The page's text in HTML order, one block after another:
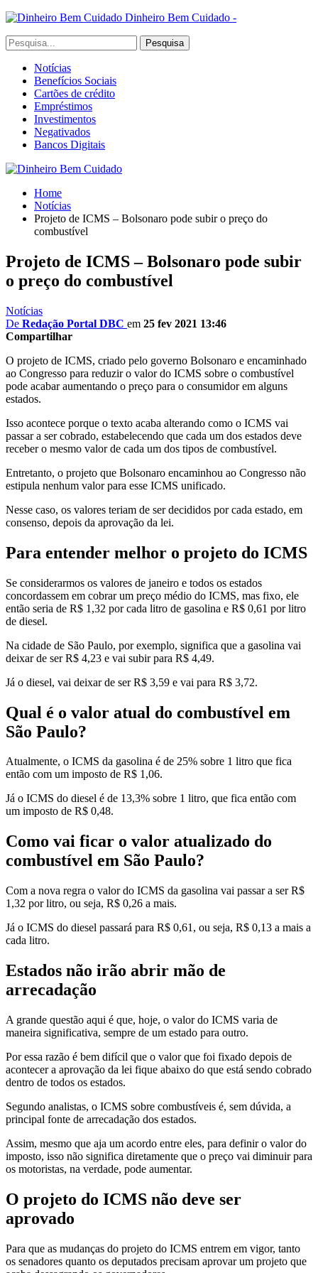
Dinheiro Bem Cuidado -
Notícias
Benefícios Sociais
Cartões de crédito
Empréstimos
Investimentos
Negativados
Bancos Digitais
Home
Notícias
Projeto de ICMS – Bolsonaro pode subir o preço do
combustível
Projeto de ICMS – Bolsonaro pode subir
o preço do combustível
Notícias
De Redação Portal DBC em 25 fev 2021 13:46
Compartilhar
O projeto de ICMS, criado pelo governo Bolsonaro e encaminhado
ao Congresso para reduzir o valor do ICMS sobre o combustível
pode acabar aumentando o preço para o consumidor em alguns
estados.
Isso acontece porque o texto acaba alterando como o ICMS vai
passar a ser cobrado, estabelecendo que cada um dos estados deve
receber o mesmo valor de cada um dos tipos de combustível.
Entretanto, o projeto que Bolsonaro encaminhou ao Congresso não
estipula nenhum valor para esse ICMS unificado.
Nesse caso, os valores teriam de ser decididos por cada estado, em
consenso, depois da aprovação da lei.
Para entender melhor o projeto do ICMS
Se considerarmos os valores de janeiro e todos os estados
concordassem em cobrar um preço médio do ICMS, mas fixo, ele
então seria de R$ 1,32 por cada litro de gasolina e R$ 0,61 por litro
de diesel.
Na cidade de São Paulo, por exemplo, significa que a gasolina vai
deixar de ser R$ 4,23 e vai subir para R$ 4,49.
Já o diesel, vai deixar de ser R$ 3,59 e vai para R$ 3,72.
Qual é o valor atual do combustível em
São Paulo?
Atualmente, o ICMS da gasolina é de 25% sobre 1 litro que fica
então com um imposto de R$ 1,06.
Já o ICMS do diesel é de 13,3% sobre 1 litro, que fica então com
um imposto de R$ 0,48.
Como vai ficar o valor atualizado do
combustível em São Paulo?
Com a nova regra o valor do ICMS da gasolina vai passar a ser R$
1,32 por litro, ou seja, R$ 0,26 a mais.
Já o ICMS do diesel passará para R$ 0,61, ou seja, R$ 0,13 a mais a
cada litro.
Estados não irão abrir mão de
arrecadação
A grande questão aqui é que, hoje, o valor do ICMS varia de
maneira significativa, sempre de um estado para outro.
Por essa razão é bem difícil que o valor que foi fixado depois de
acontecer a aprovação da lei fique abaixo do que está sendo cobrado
dentro de todos os estados.
Segundo analistas, o ICMS sobre combustíveis é, sem dúvida, a
principal fonte de arrecadação dos estados.
Assim, mesmo que aja um acordo entre eles, para definir o valor do
imposto, isso não significa diretamente que o preço vai diminuir para
os motoristas, na verdade, pode aumentar.
O projeto do ICMS não deve ser
aprovado
Para que as mudanças do projeto do ICMS entrem em vigor, tanto
os senadores quanto os deputados precisam aprovar um projeto que